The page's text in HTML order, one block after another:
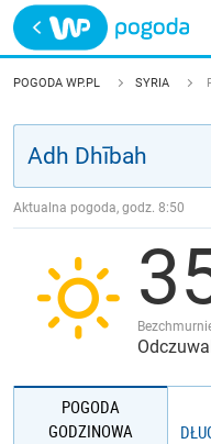
Trwa ładowanie
POLSKA
JAKOŚĆ POWIETRZA
POGODA WP.PL SYRIA
Aktualna pogoda, godz. 8:50
POGODA
GODZINOWA